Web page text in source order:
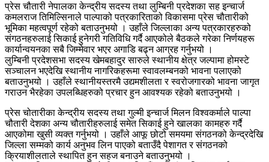
प्रेस चौतारी नेपालका केन्द्रीय सदस्य तथा लुम्बिनी प्रदेशका सह इन्चार्ज
कमलराज तिमिल्सिनाले पाल्पाको पत्रकारिताको विकासमा प्रेस चौतारीको
भूमिका महत्वपूर्ण रहेको बताउनुभयो । उहाँले जिल्लाका अन्य पत्रकारहरुको
संगठनहरुलाई सिकाई हुनेगरी गतिविधि गर्दै आएकोले बैठकले गरेका निर्णयहरू
कार्यान्वयनका सबै जिम्मेवार भएर अगाडि बढ्न आग्रह गर्नुभयो ।
लुम्बिनी प्रदेशसभा सदस्य खेमबहादुर सारुले स्थानीय क्षेत्र जल्पामा होमस्टे
सञ्चालन भएदेखि स्थानीय नागरिकहरूमा स्वावलम्बनको भावना पलाएको
बताउनुभयो । उहाँले स्थानीयस्तरमै उद्यमशीलता र स्वरोजगारको भावना जागृत
गराउन भैरहेका उपलब्धिहरुको प्रचार हुन आवश्यक रहेको बताउनुभयो ।
प्रेस चोतारीका केन्द्रीय सदस्य तथा गुल्मी इन्चार्ज मिलन विश्वकर्माले पाल्पा
चौतारी देशका अन्य चौतारीहरुलाई समेत सिकाई हुने खालका कामहरु गर्दै
आएकोमा खुसी व्यक्त गर्नुभयो । उहाँले आफू छोटो समयमा संगठनको केन्द्रदेखि
जिल्ला सम्मको कार्य अनुभव लिन पाएको बताउँदै पेशागत र संगठनको
क्रियाशीलताले स्थापित हुन सहज बनाउने बताउनुभयो ।